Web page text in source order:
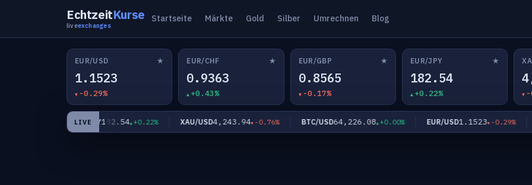
EchtzeitKurse
liveexchanges
Startseite Märkte Gold Silber Umrechnen Blog
EUR/USD ★
1.1523
-0.29%
EUR/CHF ★
0.9363
+0.43%
EUR/GBP ★
0.8565
-0.17%
EUR/JPY ★
182.54
+0.22% -
LIVE
EUR/JPY182.54 +0.22% XAU/USD4,243.94 -0.76% BTC/USD64,226.08 +0.00% EUR/USD1.1523 -0.29%